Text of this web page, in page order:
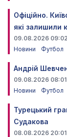
Офіційно.
які залишили
09.08.2026 09:02
Новини
Футбол
Андрій
09.08.2026 08:01
Новини
Футбол
Турецький
Судакова
08.08.2026 20:01